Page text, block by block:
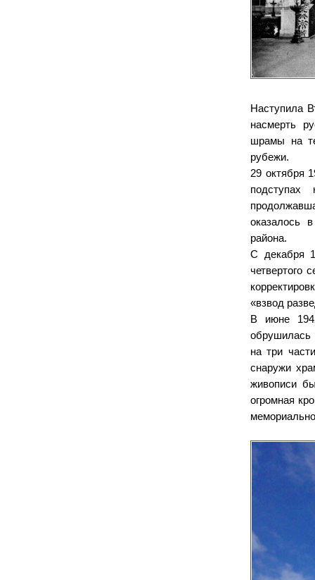
Наступила
насмерть
шрамы на
рубежи.
29 октября
оказалось
района.
С декабря
четвертого
«взвод
В июне
обрушилась
на три
снаружи
живописи
огромная